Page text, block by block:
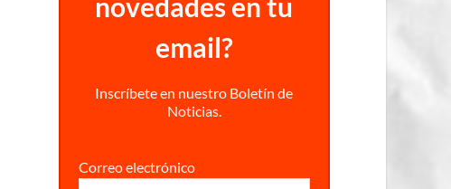
email?
Inscríbete en nuestro Boletín de
Noticias.
Correo electrónico